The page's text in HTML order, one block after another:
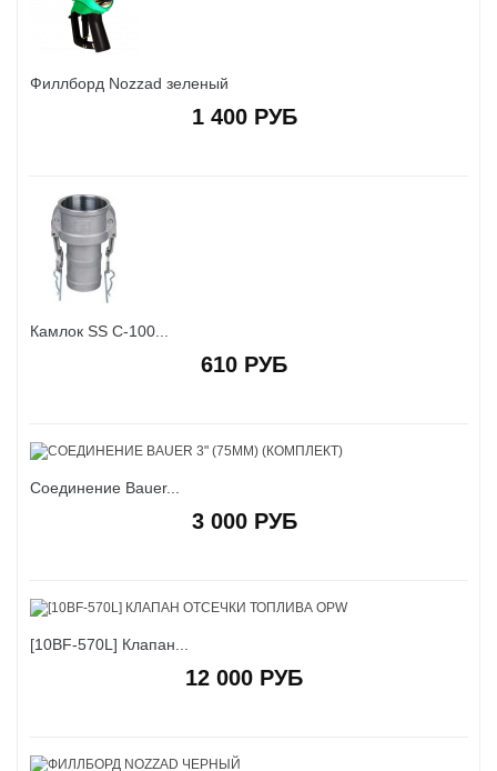
Филлборд Nozzad зеленый
1 400 РУБ
Камлок SS C-100...
610 РУБ
Соединение Bauer...
3 000 РУБ
[10BF-570L] Клапан...
12 000 РУБ